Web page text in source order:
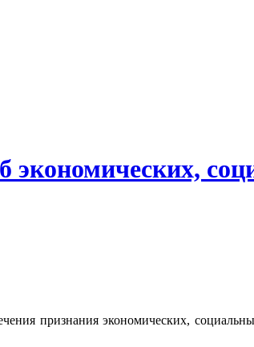
признания экономических,